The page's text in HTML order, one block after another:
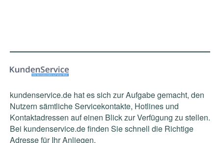
kundenservice.de hat es sich zur Aufgabe gemacht, den
Nutzern sämtliche Servicekontakte, Hotlines und
Kontaktadressen auf einen Blick zur Verfügung zu stellen.
Bei kundenservice.de finden Sie schnell die Richtige
Adresse für Ihr Anliegen.